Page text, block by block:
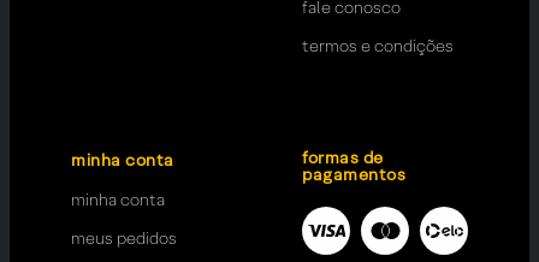
fale conosco
termos e condições
minha conta
minha conta
meus pedidos
formas de
pagamentos